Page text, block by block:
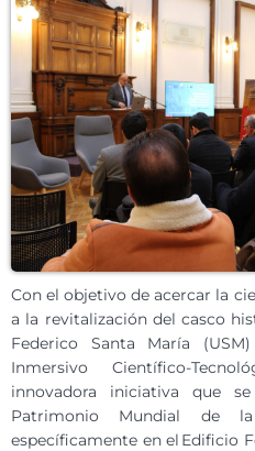
Con el objetivo de acercar la
a la revitalización del casco
Federico Santa María
Inmersivo Científico-
innovadora iniciativa que
Patrimonio Mundial de la
específicamente en el Edificio